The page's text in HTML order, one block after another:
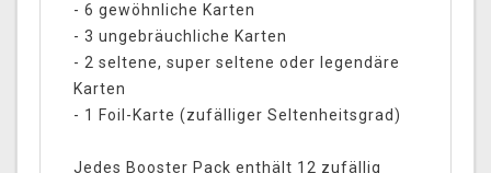
- 6 gewöhnliche Karten
- 3 ungebräuchliche Karten
- 2 seltene, super seltene oder legendäre
Karten
- 1 Foil-Karte (zufälliger Seltenheitsgrad)
Jedes Booster Pack enthält 12 zufällig